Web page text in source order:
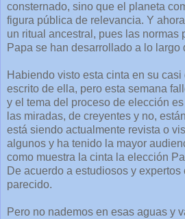
consternado, sino que el planeta
figura pública de relevancia. Y
un ritual ancestral, pues las normas
Papa se han desarrollado a lo largo
Habiendo visto esta cinta en su casi
escrito de ella, pero esta semana
y el tema del proceso de elección
las miradas, de creyentes y no,
está siendo actualmente revista o
algunos y ha tenido la mayor
como muestra la cinta la elección
De acuerdo a estudiosos y expertos
parecido.
Pero no nademos en esas aguas y